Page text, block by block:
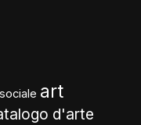
art
d'arte